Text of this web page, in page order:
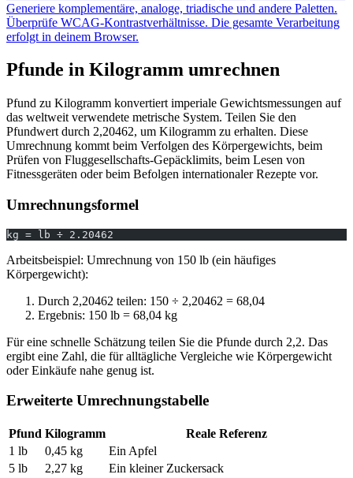
Generiere komplementäre, analoge, triadische und andere Paletten.
Überprüfe WCAG-Kontrastverhältnisse. Die gesamte Verarbeitung
erfolgt in deinem Browser.
Pfunde in Kilogramm umrechnen
Pfund zu Kilogramm konvertiert imperiale Gewichtsmessungen auf
das weltweit verwendete metrische System. Teilen Sie den
Pfundwert durch 2,20462, um Kilogramm zu erhalten. Diese
Umrechnung kommt beim Verfolgen des Körpergewichts, beim
Prüfen von Fluggesellschafts-Gepäcklimits, beim Lesen von
Fitnessgeräten oder beim Befolgen internationaler Rezepte vor.
Umrechnungsformel
kg = lb ÷ 2.20462
Arbeitsbeispiel: Umrechnung von 150 lb (ein häufiges
Körpergewicht):
Durch 2,20462 teilen: 150 ÷ 2,20462 = 68,04
Ergebnis: 150 lb = 68,04 kg
Für eine schnelle Schätzung teilen Sie die Pfunde durch 2,2. Das
ergibt eine Zahl, die für alltägliche Vergleiche wie Körpergewicht
oder Einkäufe nahe genug ist.
Erweiterte Umrechnungstabelle
Pfund Kilogramm
Reale Referenz
1 lb
0,45 kg
Ein Apfel
5 lb
2,27 kg
Ein kleiner Zuckersack